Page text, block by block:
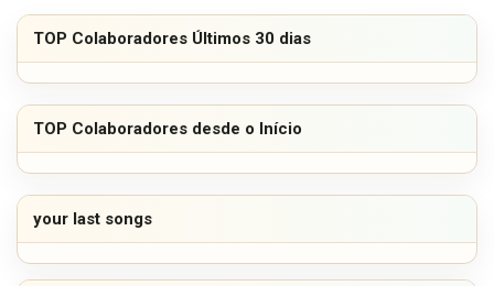
TOP Colaboradores Últimos 30 dias
TOP Colaboradores desde o Início
your last songs